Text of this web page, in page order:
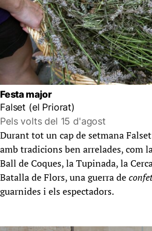
Festa major
Falset (el Priorat)
Pels volts del 15 d'agost
Durant tot un cap de setmana
amb tradicions ben arrelades, com
Ball de Coques, la Tupinada, la
Batalla de Flors, una guerra de
guarnides i els espectadors.